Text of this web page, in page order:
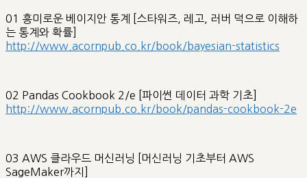
01 흥미로운 베이지안 통계 [스타워즈, 레고, 러버 덕으로 이해하
는 통계와 확률]
http://www.acornpub.co.kr/book/bayesian-statistics
02 Pandas Cookbook 2/e [파이썬 데이터 과학 기초]
http://www.acornpub.co.kr/book/pandas-cookbook-2e
03 AWS 클라우드 머신러닝 [머신러닝 기초부터 AWS
SageMaker까지]